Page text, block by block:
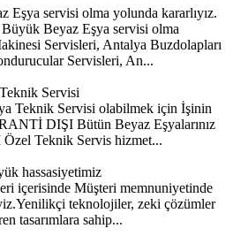
Eşya servisi olma yolunda kararlıyız.
Beyaz Eşya servisi olma
Servisleri, Antalya Buzdolapları
Servisleri, An...
Servisi
Teknik Servisi olabilmek için İşinin
DIŞI Bütün Beyaz Eşyalarınız
Teknik Servis hizmet...
hassasiyetimiz
içerisinde Müşteri memnuniyetinde
teknolojiler, zeki çözümler
tasarımlara sahip...